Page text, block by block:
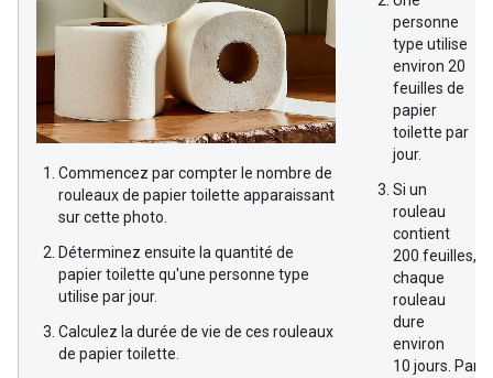
Commencez par compter le nombre de
rouleaux de papier toilette apparaissant
sur cette photo.
Déterminez ensuite la quantité de
papier toilette qu'une personne type
utilise par jour.
Calculez la durée de vie de ces rouleaux
de papier toilette.
personne
type utilise
environ 20
feuilles de
papier
toilette par
jour.
Si un
rouleau
contient
200 feuilles,
chaque
rouleau
dure
environ
10 jours. Par